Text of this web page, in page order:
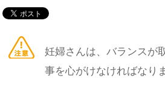
妊婦さんは、バランスが
事を心がけなければなり